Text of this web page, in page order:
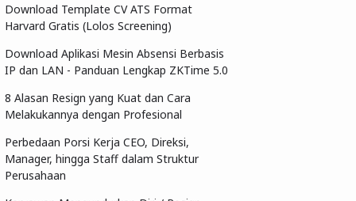
Download Template CV ATS Format
Harvard Gratis (Lolos Screening)
Download Aplikasi Mesin Absensi Berbasis
IP dan LAN - Panduan Lengkap ZKTime 5.0
8 Alasan Resign yang Kuat dan Cara
Melakukannya dengan Profesional
Perbedaan Porsi Kerja CEO, Direksi,
Manager, hingga Staff dalam Struktur
Perusahaan